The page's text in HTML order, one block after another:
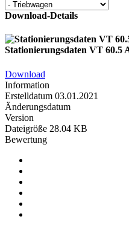
Download-Details
Stationierungsdaten VT 60.5
Download
Information
Erstelldatum 03.01.2021
Änderungsdatum
Version
Dateigröße 28.04 KB
Bewertung